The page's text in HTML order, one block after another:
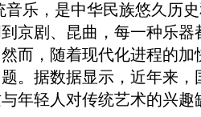
音乐，是中华民族悠久历
京剧、昆曲，每一种乐器
而，随着现代化进程的加
。据数据显示，近年来
年轻人对传统艺术的兴趣